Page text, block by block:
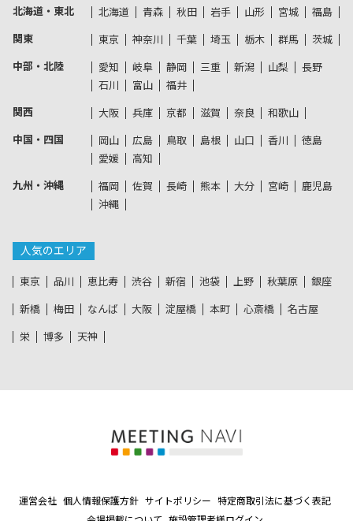
北海道・東北 北海道 青森 秋田 岩手 山形 宮城 福島
関東 東京 神奈川 千葉 埼玉 栃木 群馬 茨城
中部・北陸 愛知 岐阜 静岡 三重 新潟 山梨
長野
石川
富山 福井
関西 大阪 兵庫 京都 滋賀 奈良 和歌山
中国・四国 岡山 広島 鳥取 島根 山口 香川
徳島
愛媛
高知
九州・沖縄 福岡 佐賀 長崎 熊本 大分 宮崎
鹿児島
沖縄
人気のエリア
東京 品川 恵比寿 渋谷 新宿 池袋 上野 秋葉原 銀座
新橋 梅田 なんば 大阪 淀屋橋 本町 心斎橋 名古屋
栄 博多 天神
運営会社 個人情報保護方針 サイトポリシー
特定商取引法に基づく表記